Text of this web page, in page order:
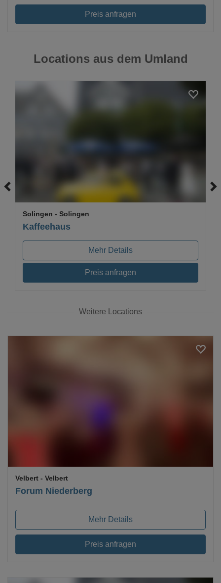
Preis anfragen
Locations aus dem Umland
Kaffeehaus
Solingen - Solingen
Mehr Details
Preis anfragen
Weitere Locations
Forum Niederberg
Velbert - Velbert
Mehr Details
Preis anfragen